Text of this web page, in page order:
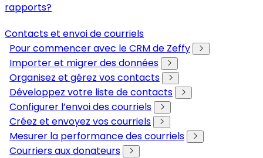
rapports?
Contacts et envoi de courriels
Pour commencer avec le CRM de Zeffy
Importer et migrer des données
Organisez et gérez vos contacts
Développez votre liste de contacts
Configurer l’envoi des courriels
Créez et envoyez vos courriels
Mesurer la performance des courriels
Courriers aux donateurs